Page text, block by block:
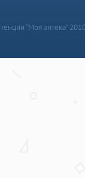
“Моя аптека”